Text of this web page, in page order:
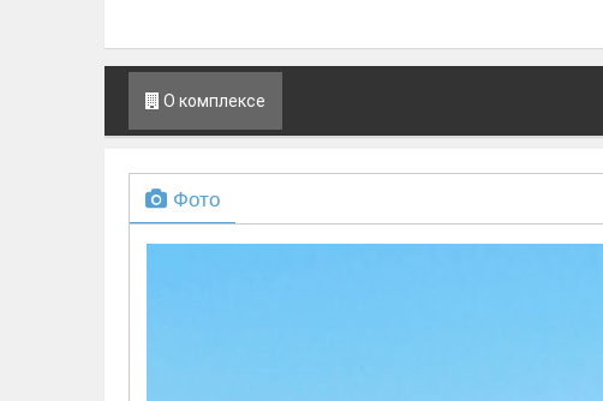
О комплексе
Фото